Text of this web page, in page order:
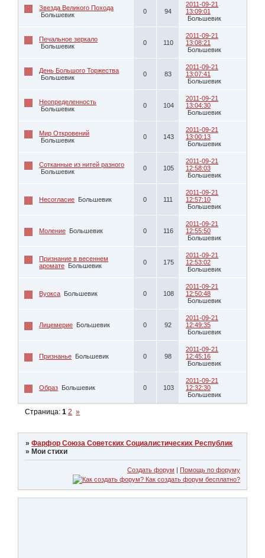
Звезда Великого Похода
Большевик
0 94
2011-09-21
13:09:01
Большевик
Печальное зеркало
Большевик
0 110
2011-09-21
13:08:21
Большевик
День Большого Торжества
Большевик
0 83
2011-09-21
13:07:41
Большевик
Неопределенность
Большевик
0 104
2011-09-21
13:04:30
Большевик
Мир Откровений
Большевик
0 143
2011-09-21
13:00:13
Большевик
Сотканные из нитей разного
Большевик
0 105
2011-09-21
12:58:03
Большевик
Несогласие Большевик 0 111
2011-09-21
12:57:10
Большевик
Моление Большевик 0 116
2011-09-21
12:55:50
Большевик
Признание в весеннем
аромате Большевик 0 175
2011-09-21
12:53:02
Большевик
Вуокса Большевик 0 108
2011-09-21
12:50:48
Большевик
Лицемерие Большевик 0 92
2011-09-21
12:49:35
Большевик
Признанье Большевик 0 98
2011-09-21
12:45:16
Большевик
Образ Большевик 0 103
2011-09-21
12:32:30
Большевик
Страница:1 2 »
»Фарфор Союза Советских Социалистических Республик
»Мои стихи
Создать форум | Помощь по форуму